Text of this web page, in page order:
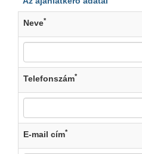
Neve*
Telefonszám*
E-mail cím*